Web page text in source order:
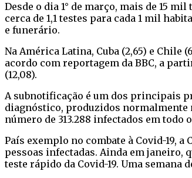
Desde o dia 1° de março, mais de 15
cerca de 1,1 testes para cada 1 mil
e funerário.
Na América Latina, Cuba (2,65) e Chile
acordo com reportagem da BBC, a
(12,08).
A subnotificação é um dos principais
diagnóstico, produzidos normalmente
número de 313.288 infectados em todo
País exemplo no combate à Covid-19,
pessoas infectadas. Ainda em janeiro,
teste rápido da Covid-19. Uma